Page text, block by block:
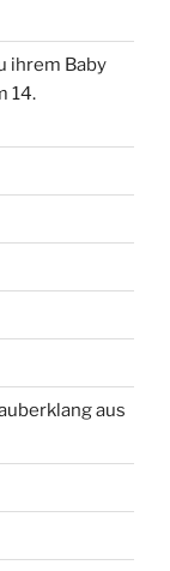
ihrem Baby
14.
aus